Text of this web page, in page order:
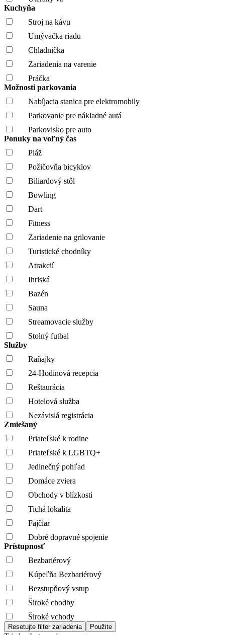
Kuchyňa
Stroj na kávu
Umývačka riadu
Chladnička
Zariadenia na varenie
Práčka
Možnosti parkovania
Nabíjacia stanica pre elektromobily
Parkovanie pre nákladné autá
Parkovisko pre auto
Ponuky na voľný čas
Pláž
Požičovňa bicyklov
Biliardový stôl
Bowling
Dart
Fitness
Zariadenie na grilovanie
Turistické chodníky
Atrakcií
Ihriská
Bazén
Sauna
Streamovacie služby
Stolný futbal
Služby
Raňajky
24-Hodinová recepcia
Reštaurácia
Hotelová služba
Nezávislá registrácia
Zmiešaný
Priateľské k rodine
Priateľské k LGBTQ+
Jedinečný pohľad
Domáce zviera
Obchody v blízkosti
Tichá lokalita
Fajčiar
Dobré dopravné spojenie
Prístupnosť
Bezbariérový
Kúpeľňa Bezbariérový
Bezstupňový vstup
Široké chodby
Široké vchody